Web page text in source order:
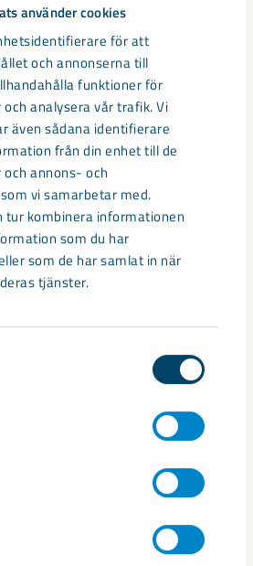
använder cookies
för att
och annonserna till
funktioner för
analysera vår trafik. Vi
även sådana identifierare
från din enhet till de
annons- och
vi samarbetar med.
tur kombinera informationen
som du har
som de har samlat in när
tjänster.
i gamla Kiruna
under 2026
fortsätter avveckling av fastigheter i
grund av den pågående gruvdriften
upptäckte en
uppleva handboll på hög nivå
Sverige, Norge, Portugal och